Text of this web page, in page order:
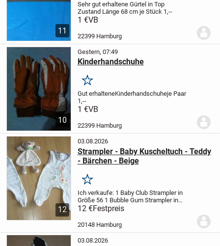
11
Sehr gut erhaltene Gürtel in Top
Zustand Länge 68 cm je Stück 1,--
1 €VB
22399 Hamburg
10
Gestern, 07:49
Kinderhandschuhe
Merken
Gut erhalteneKinderhandschuheje Paar
1,--
1 €VB
22399 Hamburg
12
03.08.2026
Strampler - Baby Kuscheltuch - Teddy
- Bärchen - Beige
Merken
Ich verkaufe:1 Baby Club Strampler in
Größe 561 Bubble Gum Strampler in
Größe 561 Baby Kuschel -Teddy -
Bärchentuch
Flecken und ohne Mängel
Versandkosten3 €
12 €Festpreis
20148 Hamburg
03.08.2026